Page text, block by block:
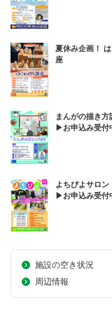
夏休み企画！
座
まんがの描き方
▶お申込み受付
よちぴよサロン
▶お申込み受付
施設の空き状況
周辺情報